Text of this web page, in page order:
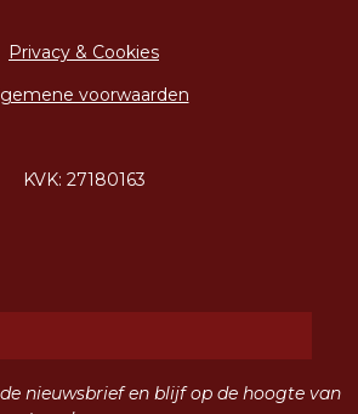
Privacy & Cookies
voorwaarden
KVK: 27180163
nieuwsbrief en blijf op de hoogte van